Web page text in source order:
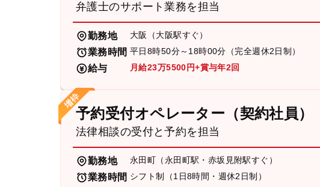
弁護士のサポート業務を担当
勤務地 大阪（大阪駅すぐ）
業務時間 平日8時50分～18時00分（完全週休2日制）
給与 月給23万5500円+賞与年2回
予約受付オペレーター（契約社員）
法律相談の受付と予約を担当
勤務地 永田町（永田町駅・赤坂見附駅すぐ）
業務時間 シフト制（1日8時間・週休2日制）